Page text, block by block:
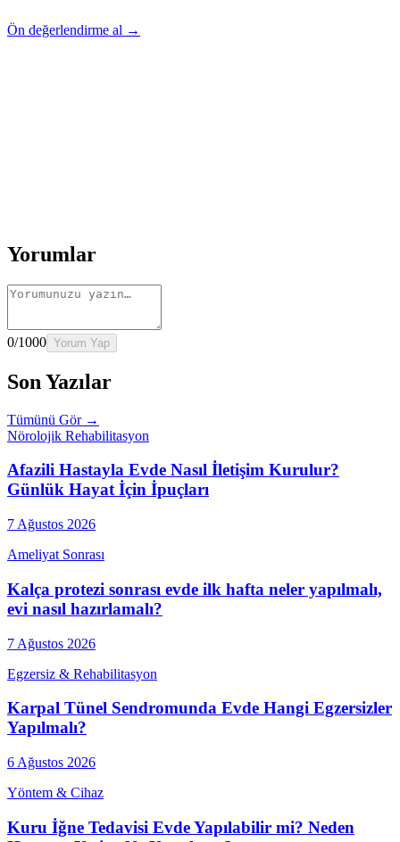
Ön değerlendirme al →
Yorumlar
0/1000 Yorum Yap
Son Yazılar
Tümünü Gör →
Nörolojik Rehabilitasyon
Afazili Hastayla Evde Nasıl İletişim Kurulur?
Günlük Hayat İçin İpuçları
7 Ağustos 2026
Ameliyat Sonrası
Kalça protezi sonrası evde ilk hafta neler yapılmalı,
evi nasıl hazırlamalı?
7 Ağustos 2026
Egzersiz & Rehabilitasyon
Karpal Tünel Sendromunda Evde Hangi Egzersizler
Yapılmalı?
6 Ağustos 2026
Yöntem & Cihaz
Kuru İğne Tedavisi Evde Yapılabilir mi? Neden